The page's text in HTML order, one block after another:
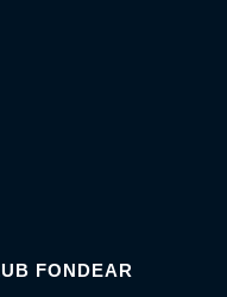
FONDEAR